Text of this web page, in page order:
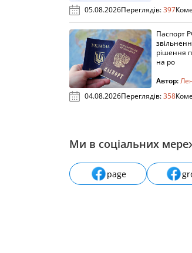
05.08.2026Переглядів:397
Паспорт
рішення
на ро
Автор:
04.08.2026Переглядів:358
Ми в соціальних
page